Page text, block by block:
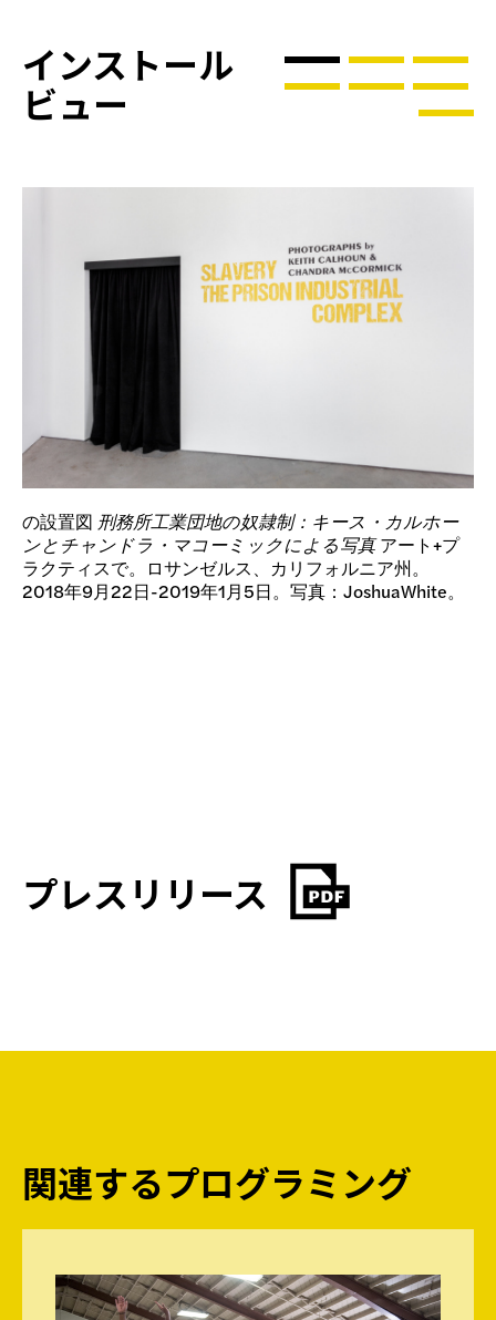
インストール
ビュー
の設置図 刑務所工業団地の奴隷制：キース・カルホー
ンとチャンドラ・マコーミックによる写真アート+プ
ラクティスで。ロサンゼルス、カリフォルニア州。
2018年9月22日-2019年1月5日。写真：JoshuaWhite。
プレスリリース
関連するプログラミング